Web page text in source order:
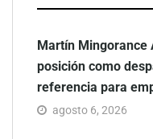
Martín Mingorance
posición como
referencia para
agosto 6, 2026